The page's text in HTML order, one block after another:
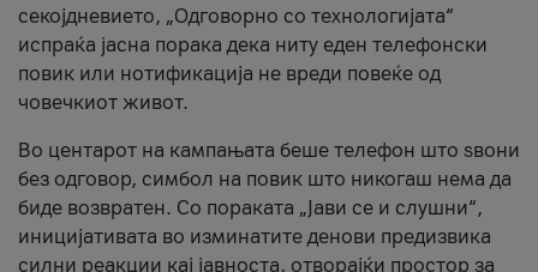
секојдневието, „Одговорно со технологијата“
испраќа јасна порака дека ниту еден телефонски
повик или нотификација не вреди повеќе од
човечкиот живот.
Во центарот на кампањата беше телефон што ѕвони
без одговор, симбол на повик што никогаш нема да
биде возвратен. Со пораката „Јави се и слушни“,
иницијативата во изминатите денови предизвика
силни реакции кај јавноста, отворајќи простор за